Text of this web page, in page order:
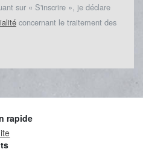
sur « S'inscrire », je déclare
concernant le traitement des
rapide